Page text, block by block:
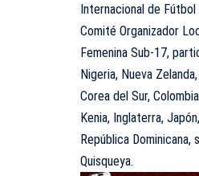
Internacional de
Comité Organizador
Femenina Sub-17,
Nigeria, Nueva
Corea del Sur,
Kenia, Inglaterra,
República Dominicana,
Quisqueya.